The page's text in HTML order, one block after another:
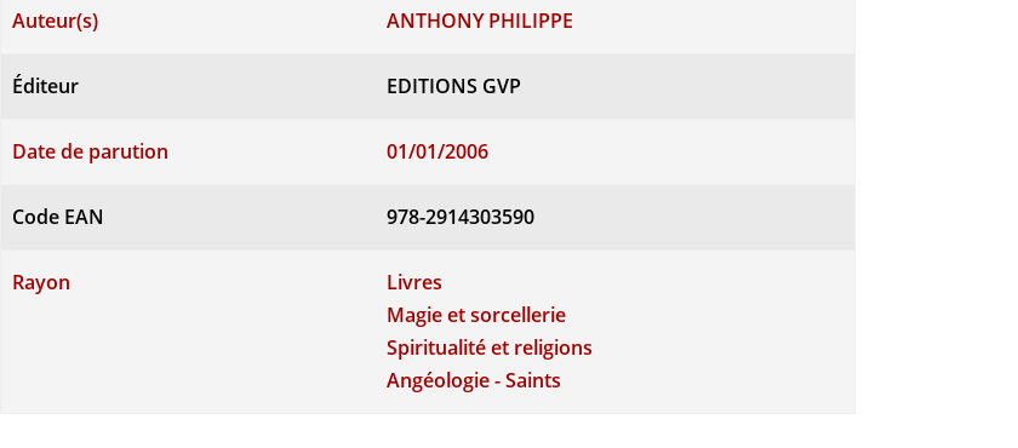
Auteur(s) ANTHONY PHILIPPE
Éditeur EDITIONS GVP
Date de parution 01/01/2006
Code EAN 978-2914303590
Rayon
Livres
Magie et sorcellerie
Spiritualité et religions
Angéologie - Saints